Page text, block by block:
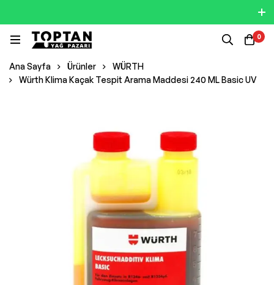
0
Ana Sayfa Ürünler
WÜRTH
Würth Klima Kaçak Tespit Arama Maddesi 240 ML Basic UV